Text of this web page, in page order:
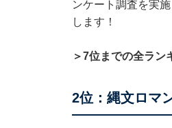
ンケート調査を実
します！
＞7位までの全ラン
2位：縄文ロマ